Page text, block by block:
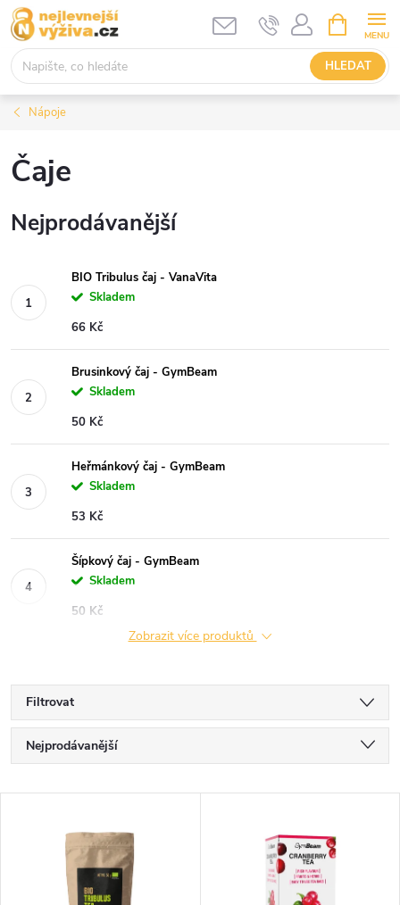
Přejít
na
obsah
HLEDAT
NÁKUPNÍ
KOŠÍK
Nápoje
Čaje
Nejprodávanější
BIO Tribulus čaj - VanaVita
Skladem
66 Kč
Brusinkový čaj - GymBeam
Skladem
50 Kč
Heřmánkový čaj - GymBeam
Skladem
53 Kč
Šípkový čaj - GymBeam
Skladem
50 Kč
Zobrazit více produktů
Filtrovat
Ř
a
Nejprodávanější
Abecedně